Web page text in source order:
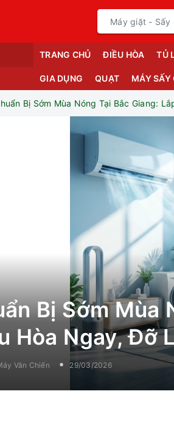
TRANG CHỦ ĐIỀU HÒA TỦ
GIA DỤNG QUẠT MÁY SẤY
Bị Sớm Mùa Nóng Tại Bắc Giang:
Bị Sớm Mùa
Hòa Ngay, Đỡ
Văn Chiến 29/03/2026